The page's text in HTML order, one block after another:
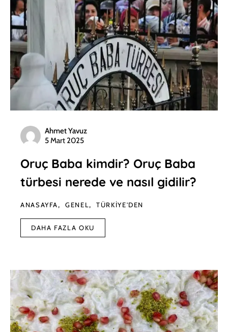
Ahmet Yavuz
5 Mart 2025
Oruç Baba kimdir? Oruç Baba
türbesi nerede ve nasıl gidilir?
ANASAYFA GENEL TÜRKIYE'DEN
DAHA FAZLA OKU